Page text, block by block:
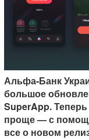
Альфа-Банк
большое
SuperApp.
проще — с
все о новом